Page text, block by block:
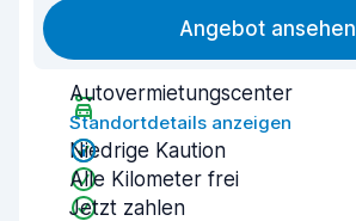
Angebot ansehen
Autovermietungscenter
Standortdetails anzeigen
Niedrige Kaution
Alle Kilometer frei
Jetzt zahlen